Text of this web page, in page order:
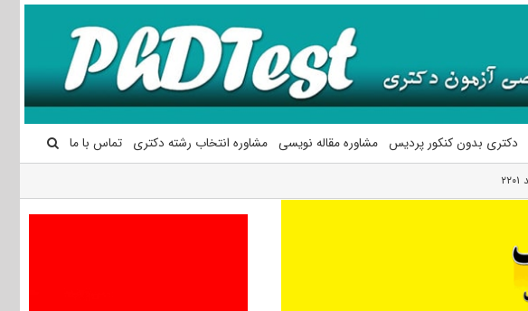
دکتری بدون کنکور پردیس مشاوره مقاله نویسی مشاوره انتخاب رشته دکتری تماس با ما